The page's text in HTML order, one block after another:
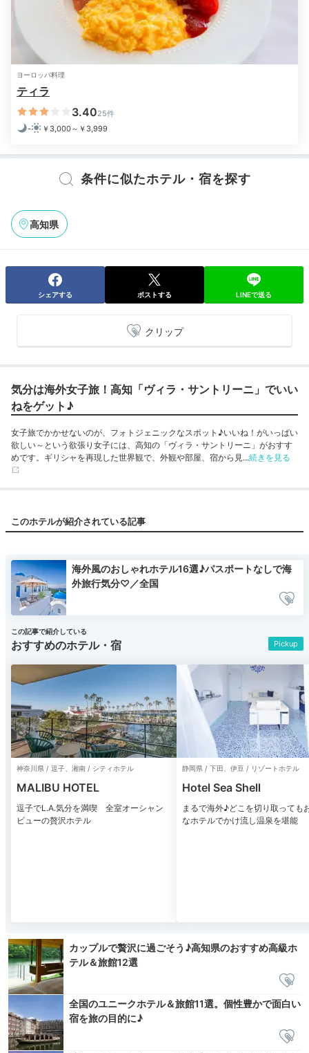
ヨーロッパ料理
ティラ
3.4025件
-
￥3,000～￥3,999
条件に似たホテル・宿を探す
高知県
シェアする ポストする LINEで送る
クリップ
気分は海外女子旅！高知「ヴィラ・サントリーニ」でいい
ねをゲット♪
女子旅でかかせないのが、フォトジェニックなスポット♪いいね！がいっぱい
欲しい～という欲張り女子には、高知の「ヴィラ・サントリーニ」がおすす
めです。ギリシャを再現した世界観で、外観や部屋、宿から見...続きを見る
このホテルが紹介されている記事
海外風のおしゃれホテル16選♪パスポートなしで海
外旅行気分♡／全国
Pickup
この記事で紹介している
おすすめのホテル・宿
神奈川県 / 逗子、湘南 / シティホテル
MALIBU HOTEL
逗子でL.A.気分を満喫 全室オーシャン
ビューの贅沢ホテル
静岡県 / 下田、伊豆 / リゾートホテル
Hotel Sea Shell
まるで海外♪どこを切り取っても
なホテルでかけ流し温泉を堪能
カップルで贅沢に過ごそう♪高知県のおすすめ高級ホ
テル＆旅館12選
全国のユニークホテル＆旅館11選。個性豊かで面白い
宿を旅の目的に♪